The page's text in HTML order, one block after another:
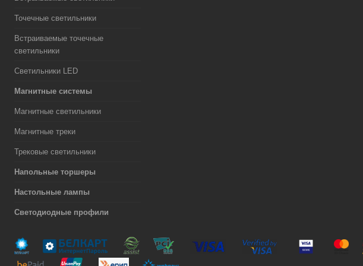
Точечные светильники
Встраиваемые точечные
светильники
Светильники LED
Магнитные системы
Магнитные светильники
Магнитные треки
Трековые светильники
Напольные торшеры
Настольные лампы
Светодиодные профили